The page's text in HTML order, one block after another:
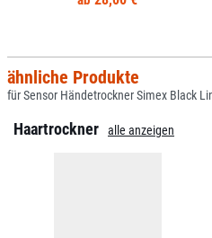
ähnliche Produkte
für Sensor Händetrockner Simex Black
Haartrockner alle anzeigen